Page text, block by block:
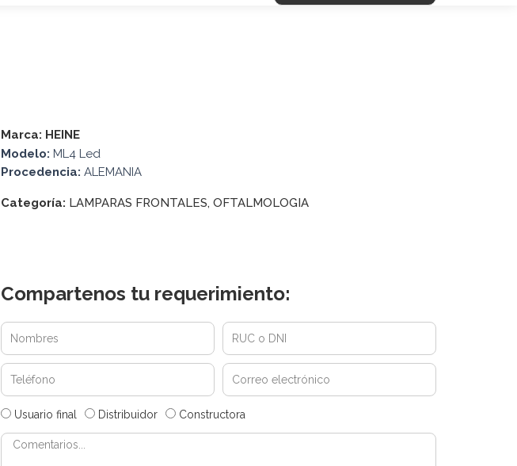
Marca: HEINE
Modelo: ML4 Led
Procedencia: ALEMANIA
Categoría: LAMPARAS FRONTALES, OFTALMOLOGIA
Compartenos tu requerimiento:
Usuario final Distribuidor Constructora